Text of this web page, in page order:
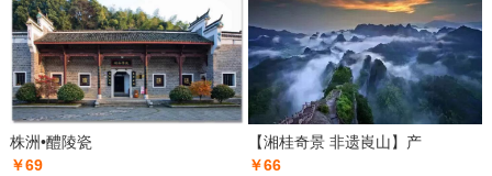
株洲•醴陵瓷
￥69
【湘桂奇景 非遗崀山】产
￥66